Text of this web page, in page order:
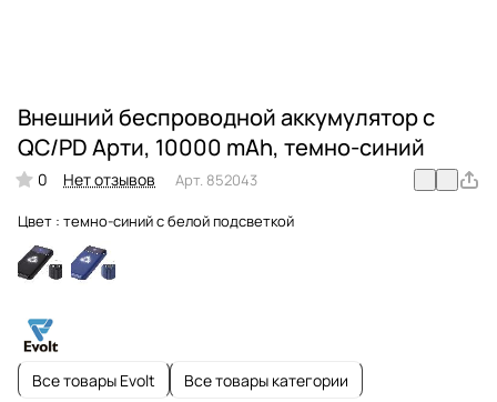
Внешний беспроводной аккумулятор c
QC/PD Арти, 10000 mAh, темно-синий
0 Нет отзывов Арт. 852043
Цвет : темно-синий с белой подсветкой
Все товары Evolt Все товары категории